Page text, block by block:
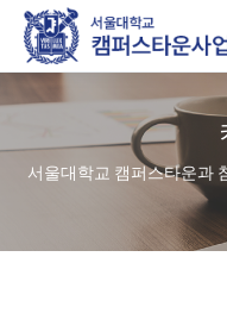
서울대학교 캠퍼스타운과